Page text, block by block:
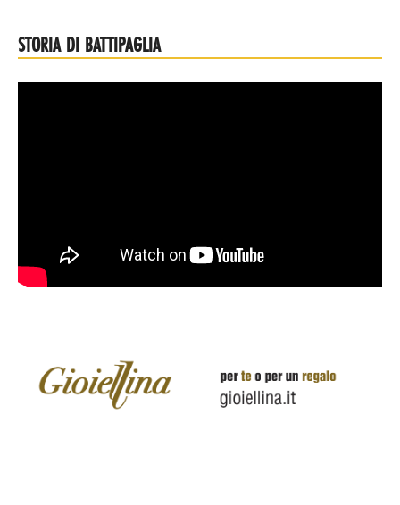
STORIA DI BATTIPAGLIA